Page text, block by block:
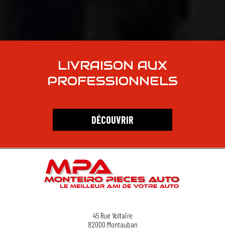
LIVRAISON AUX
PROFESSIONNELS
DÉCOUVRIR
45 Rue Voltaire
82000 Montauban